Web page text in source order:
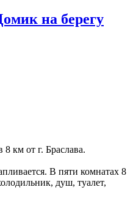
на берегу
8 км от г. Браслава.
В пяти комнатах 8
душ, туалет,